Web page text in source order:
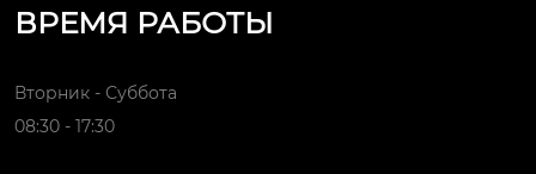
ВРЕМЯ РАБОТЫ
Вторник - Суббота
08:30 - 17:30